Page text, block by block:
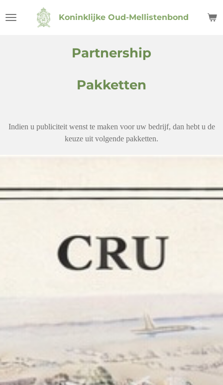
direct
Koninklijke Oud-Mellistenbond
Partnership
Pakketten
Indien u publiciteit wenst te maken voor uw bedrijf, dan hebt u de
keuze uit volgende pakketten.